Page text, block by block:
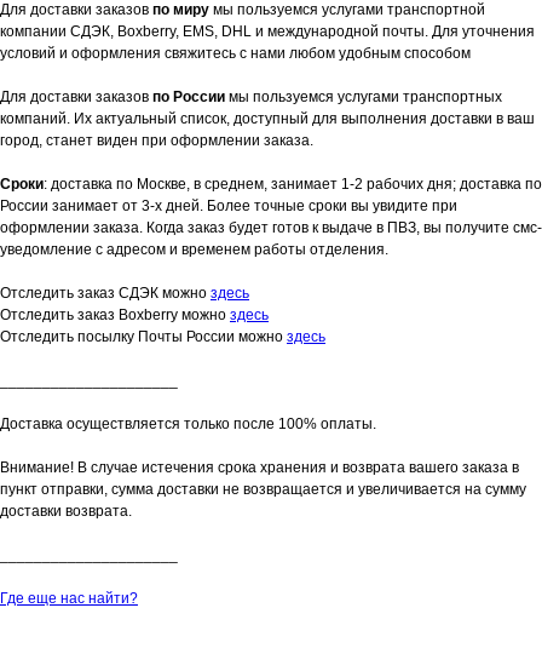
Для доставки заказов по миру мы пользуемся услугами транспортной
компании СДЭК, Boxberry, EMS, DHL и международной почты. Для уточнения
условий и оформления свяжитесь с нами любом удобным способом
Для доставки заказов по России мы пользуемся услугами транспортных
компаний. Их актуальный список, доступный для выполнения доставки в ваш
город, станет виден при оформлении заказа.
Сроки: доставка по Москве, в среднем, занимает 1-2 рабочих дня; доставка по
России занимает от 3-х дней. Более точные сроки вы увидите при
оформлении заказа. Когда заказ будет готов к выдаче в ПВЗ, вы получите смс-
уведомление с адресом и временем работы отделения.
Отследить заказ СДЭК можно здесь
Отследить заказ Boxberry можно здесь
Отследить посылку Почты России можно здесь
Доставка осуществляется только после 100% оплаты.
Внимание! В случае истечения срока хранения и возврата вашего заказа в
пункт отправки, сумма доставки не возвращается и увеличивается на сумму
доставки возврата.
Где еще нас найти?